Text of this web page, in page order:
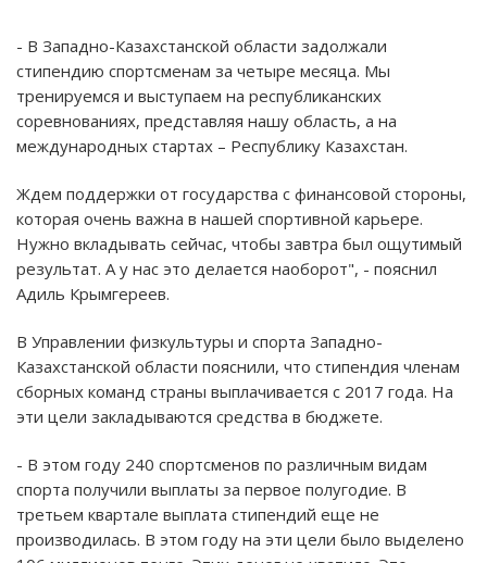
- В Западно-Казахстанской области задолжали
стипендию спортсменам за четыре месяца. Мы
тренируемся и выступаем на республиканских
соревнованиях, представляя нашу область, а на
международных стартах – Республику Казахстан.
Ждем поддержки от государства с финансовой стороны,
которая очень важна в нашей спортивной карьере.
Нужно вкладывать сейчас, чтобы завтра был ощутимый
результат. А у нас это делается наоборот", - пояснил
Адиль Крымгереев.
В Управлении физкультуры и спорта Западно-
Казахстанской области пояснили, что стипендия членам
сборных команд страны выплачивается с 2017 года. На
эти цели закладываются средства в бюджете.
- В этом году 240 спортсменов по различным видам
спорта получили выплаты за первое полугодие. В
третьем квартале выплата стипендий еще не
производилась. В этом году на эти цели было выделено